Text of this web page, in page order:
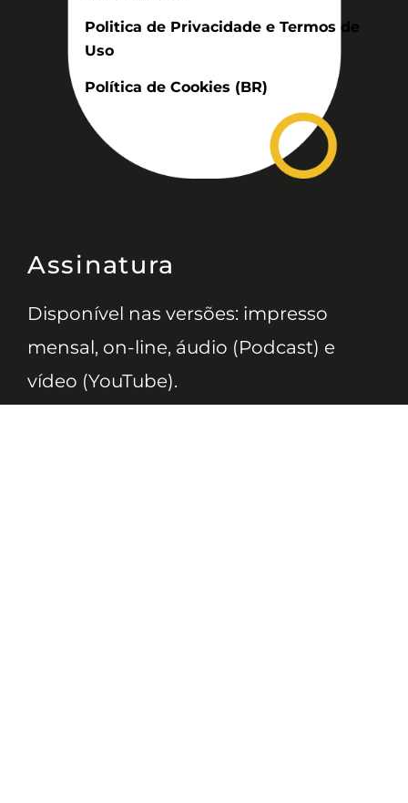
Politica de Privacidade e Termos de
Uso
Política de Cookies (BR)
Assinatura
Disponível nas versões: impresso
mensal, on-line, áudio (Podcast) e
vídeo (YouTube).